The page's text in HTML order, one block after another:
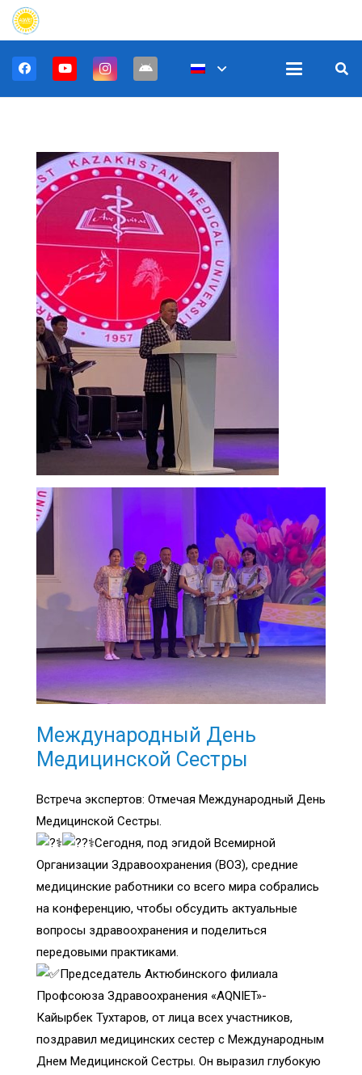
Международный День
Медицинской Сестры
Встреча экспертов: Отмечая Международный День
Медицинской Сестры.
Сегодня, под эгидой Всемирной
Организации Здравоохранения (ВОЗ), средние
медицинские работники со всего мира собрались
на конференцию, чтобы обсудить актуальные
вопросы здравоохранения и поделиться
передовыми практиками.
Председатель Актюбинского филиала
Профсоюза Здравоохранения «AQNIET»-
Кайырбек Тухтаров, от лица всех участников,
поздравил медицинских сестер с Международным
Днем Медицинской Сестры. Он выразил глубокую